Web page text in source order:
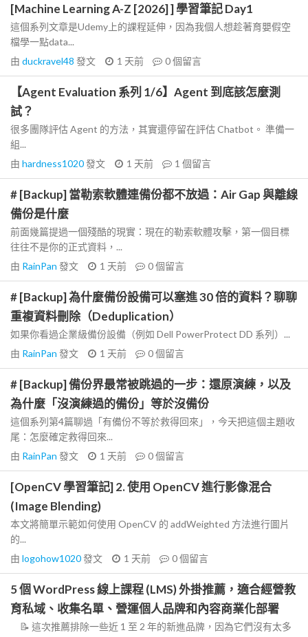
[Machine Learning A-Z [2026] ] 學習筆記 Day1
這個系列文章是Udemy上的課程延伸，因為我個人想趁著育嬰假空
檔學一點data...
由 duckravel48 發文 1 天前 0個留言
【Agent Evaluation 系列 1/6】Agent 到底該怎麼測
試？
很多團隊評估 Agent 的方法，其實還停留在評估 Chatbot。 準備一
組...
由 hardness1020發文 1 天前 1 個留言
# [Backup] 當勒索軟體連備份都不放過：Air Gap 與離線
備份是什麼
前面幾篇提過一個殘酷的現實：現在的勒索軟體攻擊，第一個目標
往往不是你的正式資料，...
由 RainPan 發文 1 天前 0個留言
# [Backup] 為什麼備份設備可以塞進 30 倍的資料？聊聊
重複資料刪除（Deduplication）
如果你看過企業級備份設備（例如 Dell PowerProtect DD 系列）...
由 RainPan 發文 1 天前 0個留言
# [Backup] 備份界最常被跳過的一步：還原演練，以及
為什麼「沒演練過的備份」等於沒備份
這個系列第4篇聊過「有備份不等於救得回來」，今天把這個主題收
尾：怎麼確定救得回來...
由 RainPan 發文 1 天前 0個留言
[OpenCV 學習筆記] 2. 使用 OpenCV 進行影像混合
(Image Blending)
本文將簡單示範如何使用 OpenCV 的 addWeighted 方法進行圖片
的...
由 logohow1020發文 1 天前 0個留言
5 個 WordPress 線上課程 (LMS) 外掛推薦，適合經營教
育私域、收集名單、營運個人品牌和內容商業化部署
📝 這次推薦排除一些近 1 至 2 年的新進品牌，因為它們沒有太多